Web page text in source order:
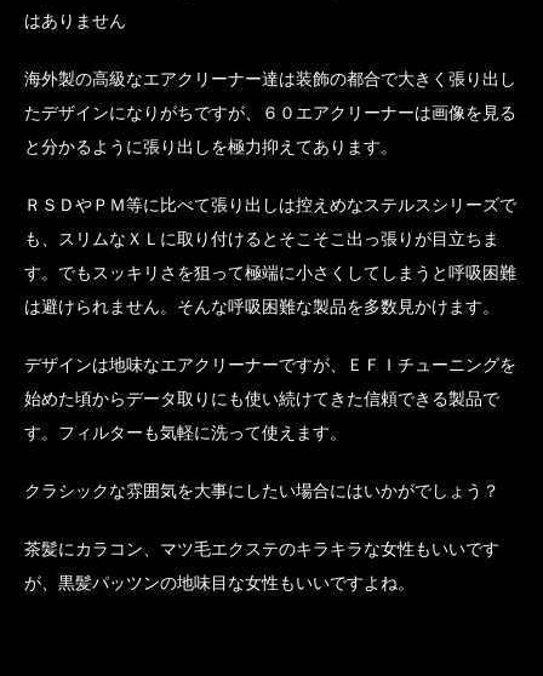
はありません
海外製の高級なエアクリーナー達は装飾の都合で大きく張り出し
たデザインになりがちですが、６０エアクリーナーは画像を見る
と分かるように張り出しを極力抑えてあります。
ＲＳＤやＰＭ等に比べて張り出しは控えめなステルスシリーズで
も、スリムなＸＬに取り付けるとそこそこ出っ張りが目立ちま
す。でもスッキリさを狙って極端に小さくしてしまうと呼吸困難
は避けられません。そんな呼吸困難な製品を多数見かけます。
デザインは地味なエアクリーナーですが、ＥＦＩチューニングを
始めた頃からデータ取りにも使い続けてきた信頼できる製品で
す。フィルターも気軽に洗って使えます。
クラシックな雰囲気を大事にしたい場合にはいかがでしょう？
茶髪にカラコン、マツ毛エクステのキラキラな女性もいいです
が、黒髪パッツンの地味目な女性もいいですよね。